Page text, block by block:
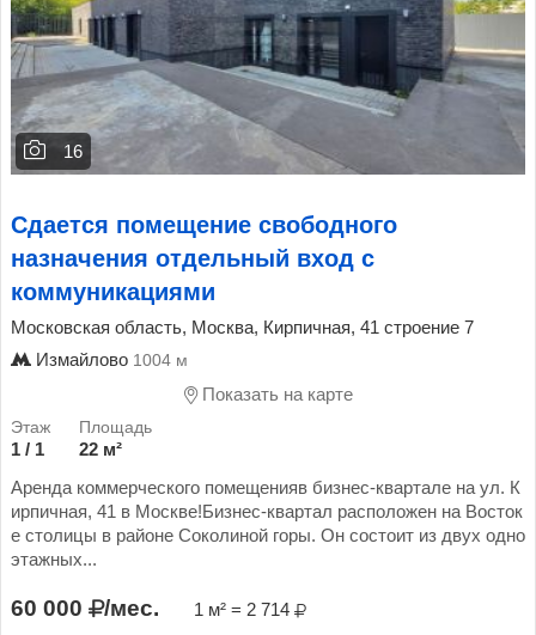
16
Сдается помещение свободного
назначения отдельный вход с
коммуникациями
Московская область, Москва, Кирпичная, 41 строение 7
Измайлово 1004 м
Показать на карте
1 / 1
22 м²
Аренда коммерческого помещенияв бизнес-квартале на ул. К
ирпичная, 41 в Москве!Бизнес-квартал расположен на Восток
е столицы в районе Соколиной горы. Он состоит из двух одно
этажных...
60 000 /мес. 1 м² = 2 714